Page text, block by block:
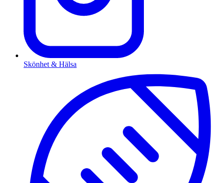
Skönhet & Hälsa